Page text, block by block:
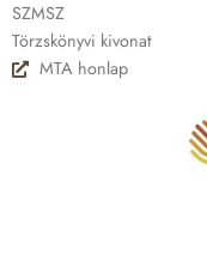
SZMSZ
Törzskönyvi kivonat
MTA honlap